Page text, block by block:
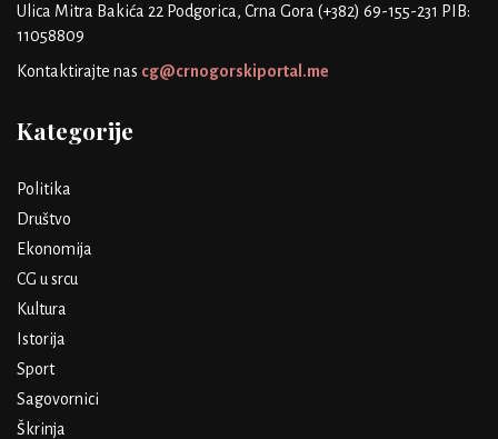
Ulica Mitra Bakića 22 Podgorica, Crna Gora (+382) 69-155-231 PIB:
11058809
Kontaktirajte nas cg@crnogorskiportal.me
Kategorije
Politika
Društvo
Ekonomija
CG u srcu
Kultura
Istorija
Sport
Sagovornici
Škrinja